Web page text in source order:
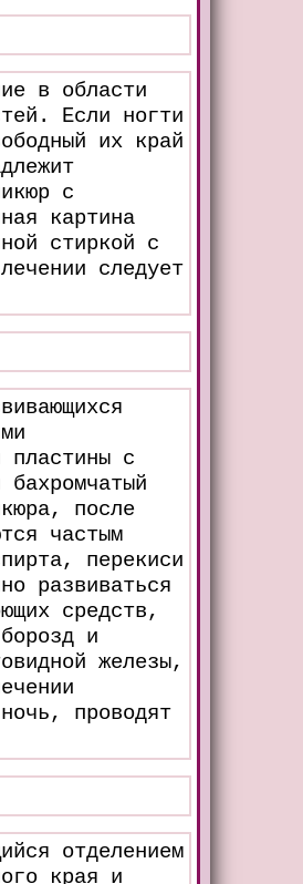
в области
Если ногти
их край
с
картина
стиркой с
следует
пластины с
после
частым
перекиси
развиваться
средств,
и
железы,
проводят
отделением
края и